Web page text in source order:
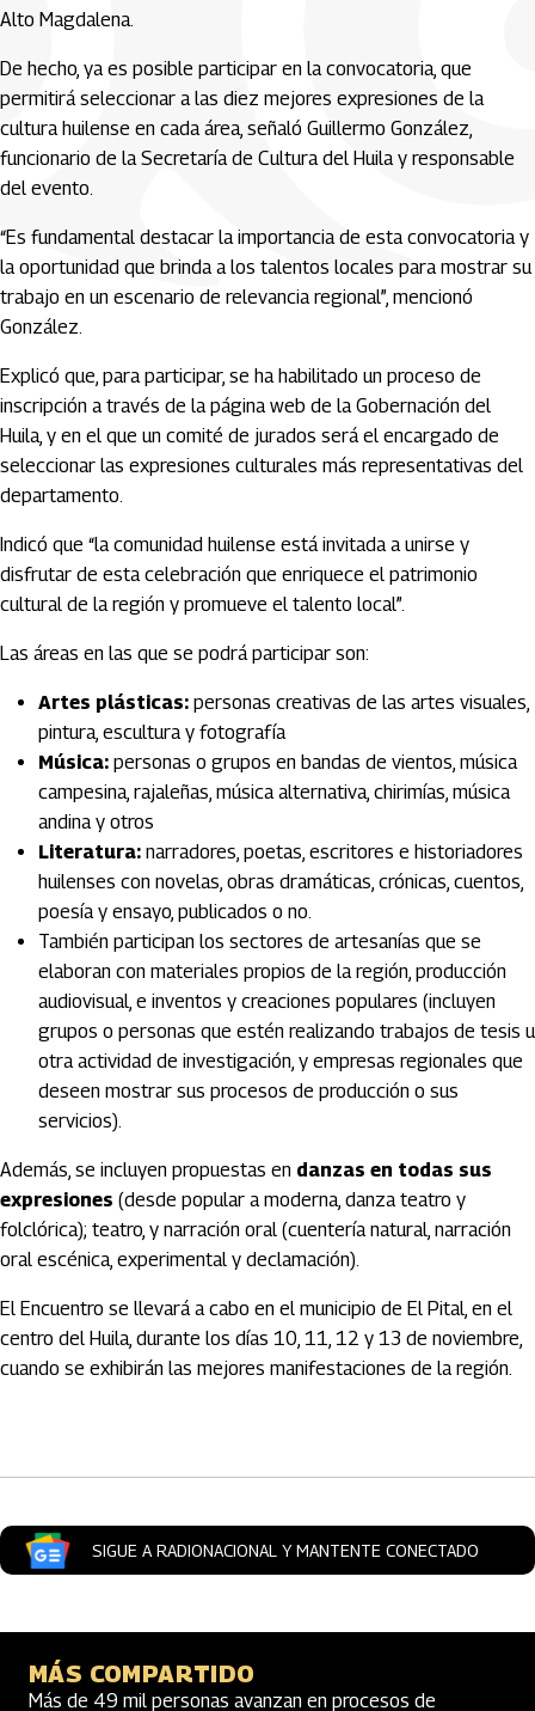
Alto Magdalena.
De hecho, ya es posible participar en la convocatoria, que
permitirá seleccionar a las diez mejores expresiones de la
cultura huilense en cada área, señaló Guillermo González,
funcionario de la Secretaría de Cultura del Huila y responsable
del evento.
“Es fundamental destacar la importancia de esta convocatoria y
la oportunidad que brinda a los talentos locales para mostrar su
trabajo en un escenario de relevancia regional”, mencionó
González.
Explicó que, para participar, se ha habilitado un proceso de
inscripción a través de la página web de la Gobernación del
Huila, y en el que un comité de jurados será el encargado de
seleccionar las expresiones culturales más representativas del
departamento.
Indicó que “la comunidad huilense está invitada a unirse y
disfrutar de esta celebración que enriquece el patrimonio
cultural de la región y promueve el talento local”.
Las áreas en las que se podrá participar son:
Artes plásticas: personas creativas de las artes visuales,
pintura, escultura y fotografía
Música: personas o grupos en bandas de vientos, música
campesina, rajaleñas, música alternativa, chirimías, música
andina y otros
Literatura: narradores, poetas, escritores e historiadores
huilenses con novelas, obras dramáticas, crónicas, cuentos,
poesía y ensayo, publicados o no.
También participan los sectores de artesanías que se
elaboran con materiales propios de la región, producción
audiovisual, e inventos y creaciones populares (incluyen
grupos o personas que estén realizando trabajos de tesis u
otra actividad de investigación, y empresas regionales que
deseen mostrar sus procesos de producción o sus
servicios).
Además, se incluyen propuestas en danzas en todas sus
expresiones (desde popular a moderna, danza teatro y
folclórica); teatro, y narración oral (cuentería natural, narración
oral escénica, experimental y declamación).
El Encuentro se llevará a cabo en el municipio de El Pital, en el
centro del Huila, durante los días 10, 11, 12 y 13 de noviembre,
cuando se exhibirán las mejores manifestaciones de la región.
SIGUE A RADIONACIONAL Y MANTENTE CONECTADO
MÁS COMPARTIDO
Más de 49 mil personas avanzan en procesos de